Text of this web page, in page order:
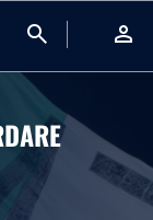
search person